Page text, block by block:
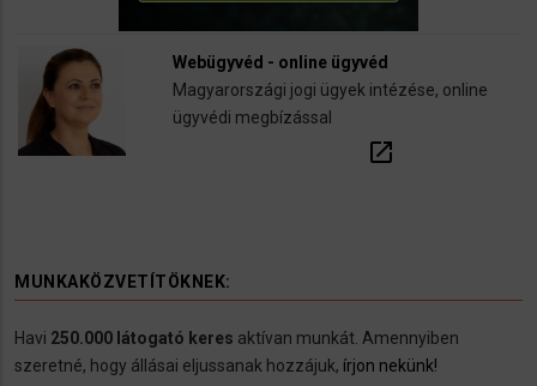
Webügyvéd - online ügyvéd
Magyarországi jogi ügyek intézése, online
ügyvédi megbízással
open_in_new
MUNKAKÖZVETÍTÖKNEK:
Havi 250.000 látogató keres aktívan munkát. Amennyiben
szeretné, hogy állásai eljussanak hozzájuk, írjon nekünk!